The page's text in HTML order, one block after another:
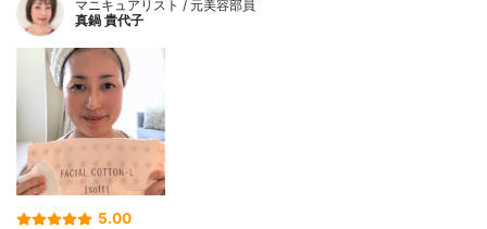
マニキュアリスト / 元美容部員
真鍋 貴代子
5.00